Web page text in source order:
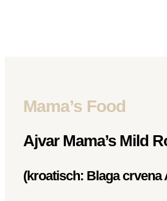
Mama’s Food
Ajvar Mama’s Mild
(kroatisch: Blaga crvena